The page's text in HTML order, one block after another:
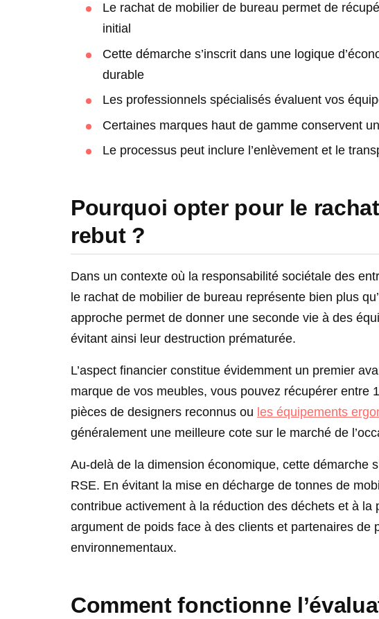
Le rachat de mobilier de bureau permet de
initial
Cette démarche s’inscrit dans une logique
durable
Les professionnels spécialisés évaluent vos
Certaines marques haut de gamme conservent
Le processus peut inclure l’enlèvement et le
Pourquoi opter pour le
rebut ?
Dans un contexte où la responsabilité sociétale des
le rachat de mobilier de bureau représente bien plus
approche permet de donner une seconde vie à des
évitant ainsi leur destruction prématurée.
L’aspect financier constitue évidemment un premier
marque de vos meubles, vous pouvez récupérer entre
pièces de designers reconnus ou les équipements
généralement une meilleure cote sur le marché de
Au-delà de la dimension économique, cette démarche
RSE. En évitant la mise en décharge de tonnes de
contribue activement à la réduction des déchets et à
argument de poids face à des clients et partenaires de
environnementaux.
Comment fonctionne